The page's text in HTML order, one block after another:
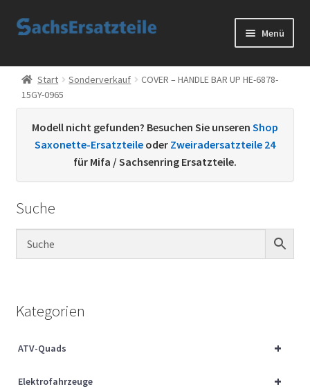
Zur
Zum
Menü
Start
AGB
Datenschutzerklärung
Kontakt
Sachs Ersatzteile
Über uns
Start Sonderverkauf
COVER – HANDLE BAR UP HE-6878-
15GY-0965
Modell nicht gefunden? Besuchen Sie unseren Shop
Saxonette-Ersatzteile oder Zweiradersatzteile 24
für Mifa / Sachsenring Ersatzteile.
Suche
Kategorien
+
ATV-Quads
+
Elektrofahrzeuge